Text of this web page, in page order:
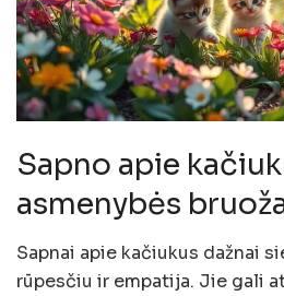
Sapno apie
asmenybės
Sapnai apie kačiukus dažnai
rūpesčiu ir empatija. Jie gali